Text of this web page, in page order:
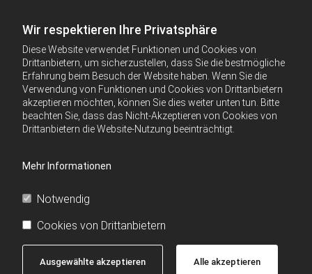
Wir respektieren Ihre Privatsphäre
Diese Website verwendet Funktionen und Cookies von
Drittanbietern, um sicherzustellen, dass Sie die bestmögliche
Erfahrung beim Besuch der Website haben. Wenn Sie die
Verwendung von Funktionen und Cookies von Drittanbietern
akzeptieren möchten, können Sie dies weiter unten tun. Bitte
beachten Sie, dass das Nicht-Akzeptieren von Cookies von
Drittanbietern die Website-Nutzung beeinträchtigt.
Mehr Informationen
Notwendig
Cookies von Drittanbietern
Ausgewählte akzeptieren Alle akzeptieren